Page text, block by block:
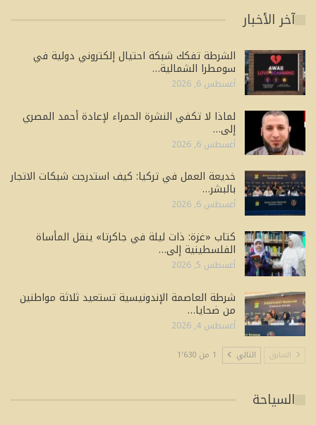
آخر الأخبار
الشرطة تفكك شبكة احتيال إلكتروني دولية في
سومطرا الشمالية…
أغسطس 6, 2026
لماذا لا تكفي النشرة الحمراء لإعادة أحمد المصري
إلى…
أغسطس 6, 2026
خديعة العمل في تركيا: كيف استدرجت شبكات الاتجار
بالبشر…
أغسطس 6, 2026
كتاب «غزة: ذات ليلة في جاكرتا» ينقل المأساة
الفلسطينية إلى…
أغسطس 5, 2026
شرطة العاصمة الإندونيسية تستعيد ثلاثة مواطنين
من ضحايا…
أغسطس 4, 2026
السابق التالي 1 من 1٬630
السياحة